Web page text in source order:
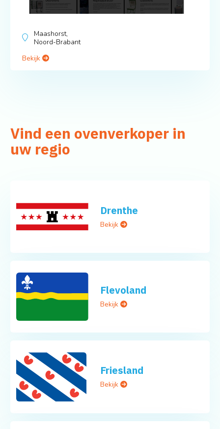
Maashorst,
Noord-Brabant
Bekijk
Vind een ovenverkoper in
uw regio
Drenthe
Bekijk
Flevoland
Bekijk
Friesland
Bekijk